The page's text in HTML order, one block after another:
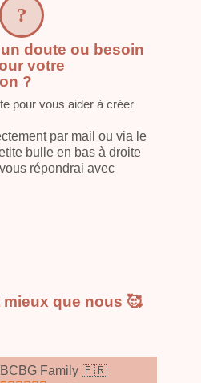
doute ou besoin
votre
?
pour vous aider à créer
par mail ou via le
bulle en bas à droite
répondrai avec
que nous 🥰
BCBG Family 🇫🇷